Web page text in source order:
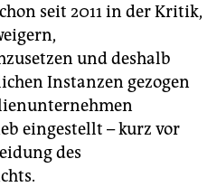
seit 2011 in der Kritik,
und deshalb
Instanzen gezogen
eingestellt – kurz vor
des